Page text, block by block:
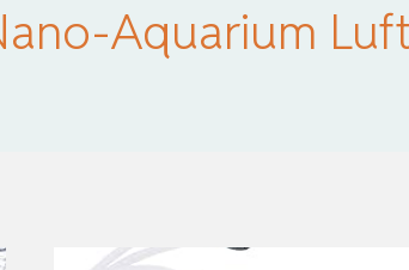
Aquarium